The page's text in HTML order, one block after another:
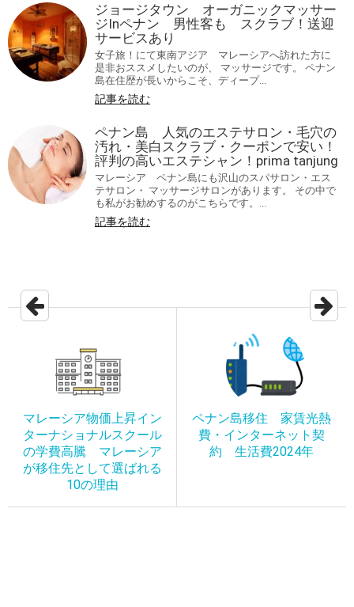
ジョージタウン オーガニックマッサー
ジInペナン 男性客も スクラブ！送迎
サービスあり
女子旅！にて東南アジア マレーシアへ訪れた方に
是非おススメしたいのが、 マッサージです。 ペナン
島在住歴が長いからこそ、ディープ...
記事を読む
ペナン島 人気のエステサロン・毛穴の
汚れ・美白スクラブ・クーポンで安い！
評判の高いエステシャン！prima tanjung
マレーシア ペナン島にも沢山のスパサロン・エス
テサロン・ マッサージサロンがあります。 その中で
も私がお勧めするのがこちらです。...
記事を読む
マレーシア物価上昇イン
ターナショナルスクール
の学費高騰 マレーシア
が移住先として選ばれる
10の理由
ペナン島移住 家賃光熱
費・インターネット契
約 生活費2024年